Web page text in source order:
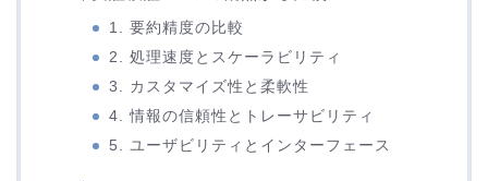
1. 要約精度の比較
2. 処理速度とスケーラビリティ
3. カスタマイズ性と柔軟性
4. 情報の信頼性とトレーサビリティ
5. ユーザビリティとインターフェース